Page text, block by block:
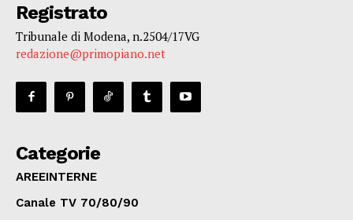
Registrato
Tribunale di Modena, n.2504/17VG
redazione@primopiano.net
Categorie
AREEINTERNE
Canale TV 70/80/90